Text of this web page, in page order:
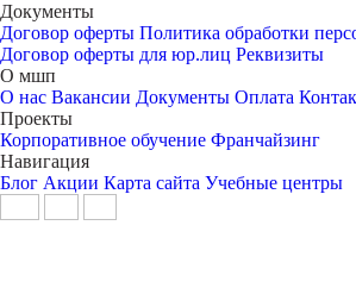
Документы
Договор оферты Политика обработки
Договор оферты для юр.лиц Реквизиты
О мшп
О нас Вакансии Документы Оплата
Проекты
Корпоративное обучение Франчайзинг
Навигация
Блог Акции Карта сайта Учебные центры